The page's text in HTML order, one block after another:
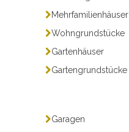
Mehrfamilienhäuser
Wohngrundstücke
Gartenhäuser
Gartengrundstücke
Garagen